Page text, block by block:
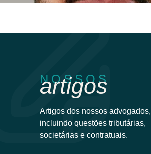
NOSSOS
artigos
Artigos dos nossos advogados,
incluindo questões tributárias,
societárias e contratuais.